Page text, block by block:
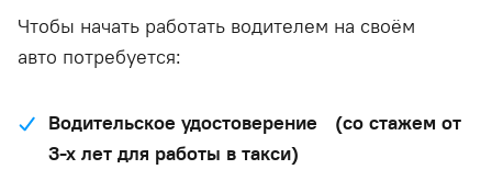
Чтобы начать работать водителем на своём
авто потребуется:
Водительское удостоверение (со стажем от
3-х лет для работы в такси)